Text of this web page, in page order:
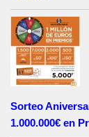
Sorteo
1.000.000€ en